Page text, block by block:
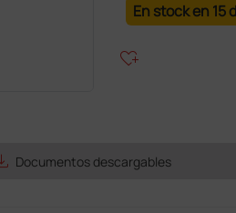
En stock en 15
heart_plus
Documentos descargables